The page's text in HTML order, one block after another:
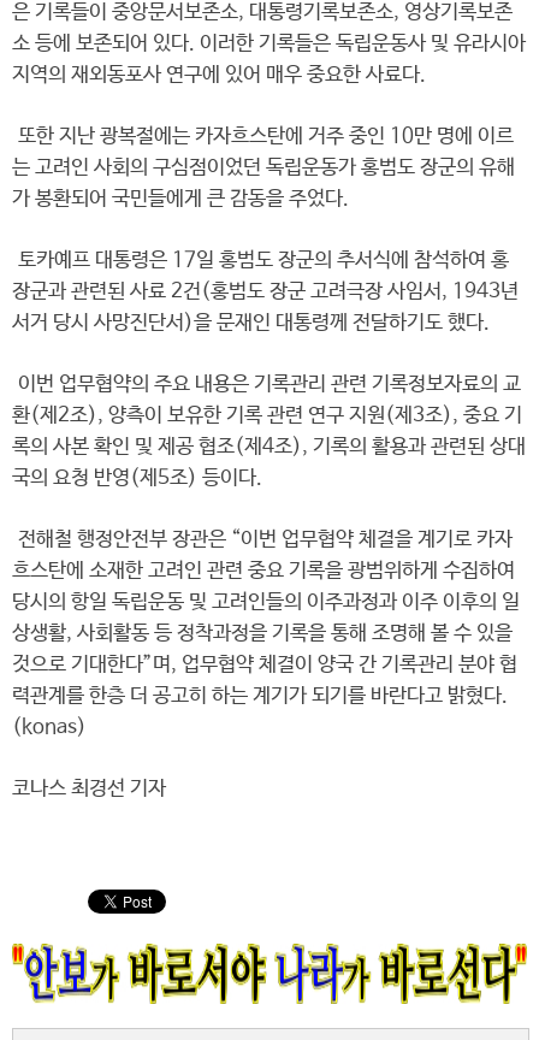
은 기록들이 중앙문서보존소, 대통령기록보존소, 영상기록보존
소 등에 보존되어 있다. 이러한 기록들은 독립운동사 및 유라시아
지역의 재외동포사 연구에 있어 매우 중요한 사료다.
또한 지난 광복절에는 카자흐스탄에 거주 중인 10만 명에 이르
는 고려인 사회의 구심점이었던 독립운동가 홍범도 장군의 유해
가 봉환되어 국민들에게 큰 감동을 주었다.
토카예프 대통령은 17일 홍범도 장군의 추서식에 참석하여 홍
장군과 관련된 사료 2건(홍범도 장군 고려극장 사임서, 1943년
서거 당시 사망진단서)을 문재인 대통령께 전달하기도 했다.
이번 업무협약의 주요 내용은 기록관리 관련 기록정보자료의 교
환(제2조), 양측이 보유한 기록 관련 연구 지원(제3조), 중요 기
록의 사본 확인 및 제공 협조(제4조), 기록의 활용과 관련된 상대
국의 요청 반영(제5조) 등이다.
전해철 행정안전부 장관은 “이번 업무협약 체결을 계기로 카자
흐스탄에 소재한 고려인 관련 중요 기록을 광범위하게 수집하여
당시의 항일 독립운동 및 고려인들의 이주과정과 이주 이후의 일
상생활, 사회활동 등 정착과정을 기록을 통해 조명해 볼 수 있을
것으로 기대한다”며, 업무협약 체결이 양국 간 기록관리 분야 협
력관계를 한층 더 공고히 하는 계기가 되기를 바란다고 밝혔다.
(konas)
코나스 최경선 기자